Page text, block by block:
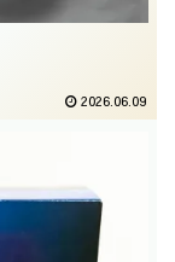
2026.06.09